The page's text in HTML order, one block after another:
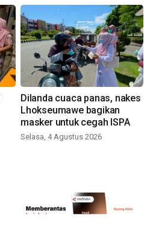
Dilanda cuaca panas, nakes
Lhokseumawe bagikan
masker untuk cegah ISPA
Selasa, 4 Agustus 2026